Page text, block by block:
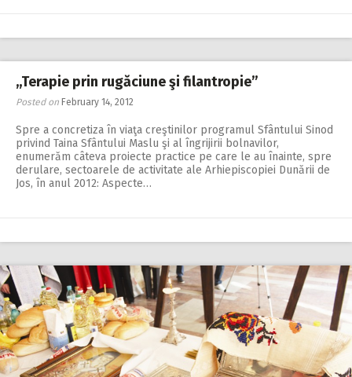
,,Terapie prin rugăciune şi filantropie”
Posted on February 14, 2012
Spre a concretiza în viaţa creştinilor programul Sfântului Sinod
privind Taina Sfântului Maslu şi al îngrijirii bolnavilor,
enumerăm câteva proiecte practice pe care le au înainte, spre
derulare, sectoarele de activitate ale Arhiepiscopiei Dunării de
Jos, în anul 2012: Aspecte…